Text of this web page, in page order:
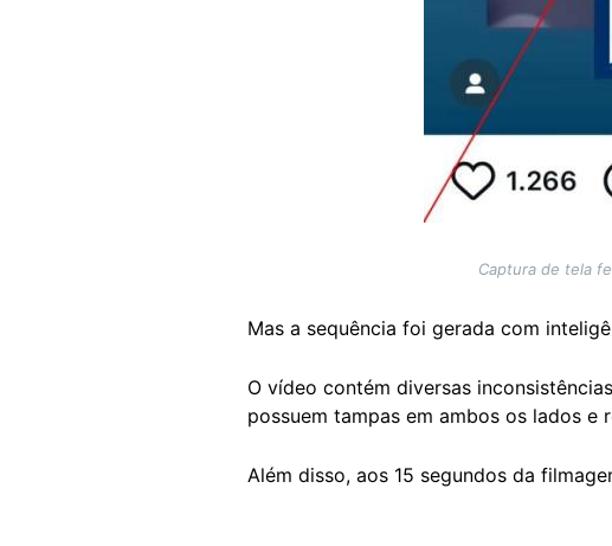
Captura de tela
Mas a sequência foi gerada com
O vídeo contém diversas
possuem tampas em ambos os lados e
Além disso, aos 15 segundos da